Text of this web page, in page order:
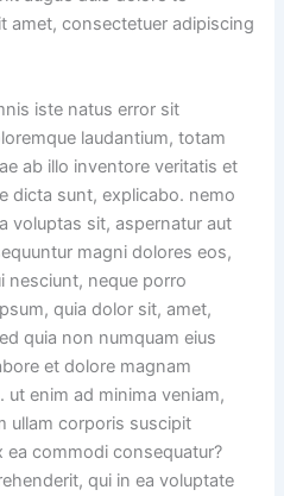
amet, consectetuer adipiscing
iste natus error sit
laudantium, totam
ab illo inventore veritatis et
dicta sunt, explicabo. nemo
voluptas sit, aspernatur aut
magni dolores eos,
nesciunt, neque porro
quia dolor sit, amet,
quia non numquam eius
et dolore magnam
ut enim ad minima veniam,
ullam corporis suscipit
ea commodi consequatur?
qui in ea voluptate